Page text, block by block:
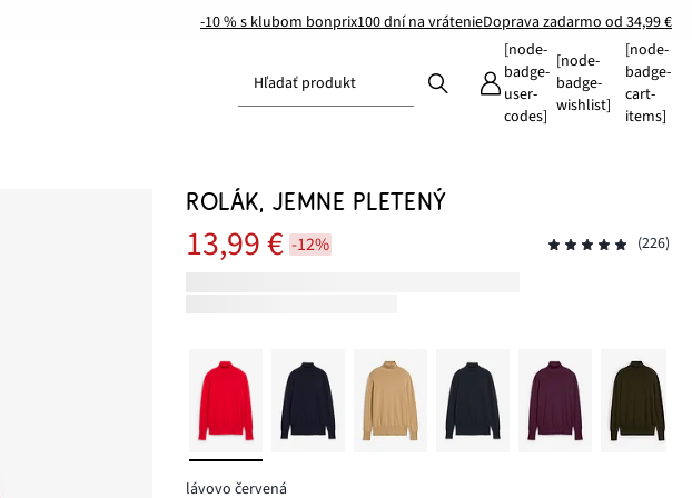
-10 % s klubom bonprix100 dní na vrátenieDoprava zadarmo od 34,99 €
Hľadať produkt
[node-
badge-
user-
codes]
[node-
badge-
wishlist]
[node-
badge-
cart-
items]
ROLÁK, JEMNE PLETENÝ
13,99 € -12% (226)
lávovo červená